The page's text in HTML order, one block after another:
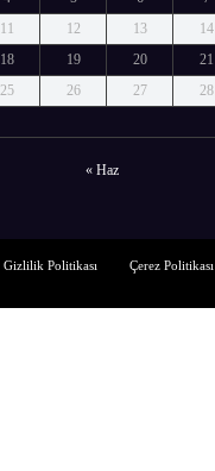
11 12 13 14
18 19 20 21
25 26 27 28
« Haz
Gizlilik Politikası Çerez Politikası